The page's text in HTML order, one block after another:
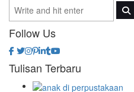
Follow Us
Tulisan Terbaru